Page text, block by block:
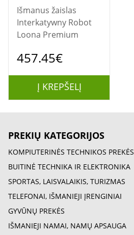
Išmanus žaislas
Interkatywny Robot
Loona Premium
457.45€
Į KREPŠELĮ
PREKIŲ KATEGORIJOS
KOMPIUTERINĖS TECHNIKOS PREKĖS
BUITINĖ TECHNIKA IR ELEKTRONIKA
SPORTAS, LAISVALAIKIS, TURIZMAS
TELEFONAI, IŠMANIEJI ĮRENGINIAI
GYVŪNŲ PREKĖS
IŠMANIEJI NAMAI, NAMŲ APSAUGA